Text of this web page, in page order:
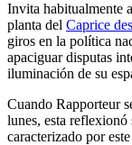
Invita habitualmente
planta del Caprice
giros en la política
apaciguar disputas
iluminación de su
Cuando Rapporteur
lunes, esta reflexionó
caracterizado por